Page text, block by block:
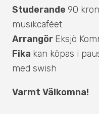
Studerande 90
musikcaféet
Arrangör Eksjö
Fika kan köpas i
med swish
Varmt Välkomna!